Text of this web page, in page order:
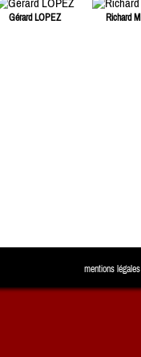
Gérard LOPEZ Richard
mentions légales